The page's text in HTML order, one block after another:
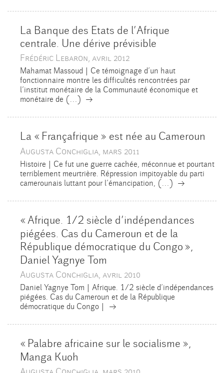
La Banque des Etats de l’Afrique
centrale. Une dérive prévisible
Frédéric Lebaron, avril 2012
Mahamat Massoud | Ce témoignage d’un haut
fonctionnaire montre les difficultés rencontrées par
l’institut monétaire de la Communauté économique et
monétaire de (…) →
La « Françafrique » est née au Cameroun
Augusta Conchiglia, mars 2011
Histoire | Ce fut une guerre cachée, méconnue et pourtant
terriblement meurtrière. Répression impitoyable du parti
camerounais luttant pour l’émancipation, (…) →
«Afrique. 1/2 siècle d’indépendances
piégées. Cas du Cameroun et de la
République démocratique du Congo»,
Daniel Yagnye Tom
Augusta Conchiglia, avril 2010
Daniel Yagnye Tom | Afrique. 1/2 siècle d’indépendances
piégées. Cas du Cameroun et de la République
démocratique du Congo | →
« Palabre africaine sur le socialisme »,
Manga Kuoh